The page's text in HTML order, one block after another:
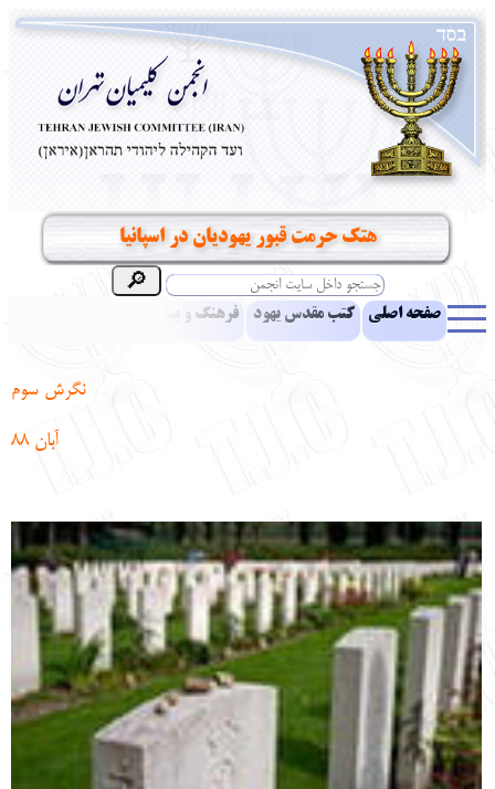
هتک حرمت قبور یهودیان در اسپانیا
صفحه اصلی کتب مقدس یهود فرهنگ و بینش یهود
نگرش سوم
آبان 88